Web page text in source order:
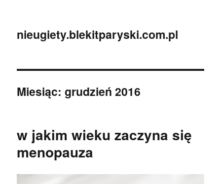
nieugiety.blekitparyski.com.pl
Miesiąc:grudzień 2016
w jakim wieku zaczyna się
menopauza